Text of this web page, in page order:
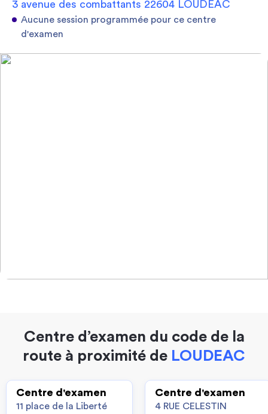
3 avenue des combattants 22604 LOUDEAC
Aucune session programmée pour ce centre
d'examen
Centre d’examen du code de la
route à proximité de LOUDEAC
Centre d'examen
11 place de la Liberté
Centre d'examen
4 RUE CELESTIN